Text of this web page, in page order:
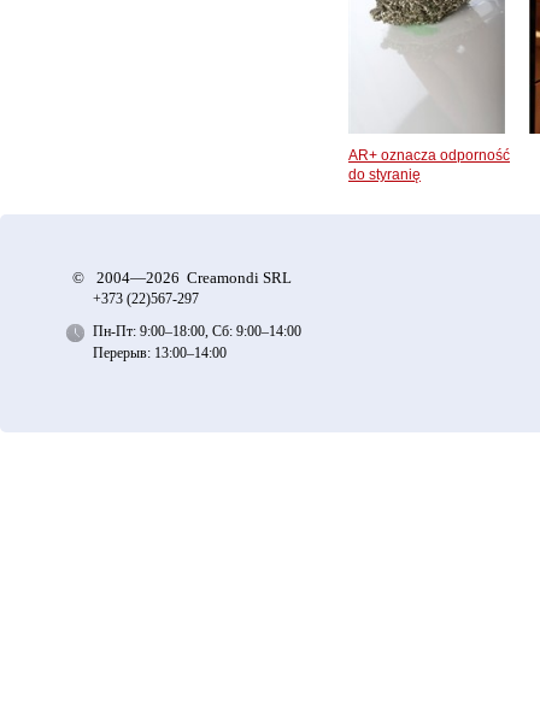
AR+ oznacza odporność
do styranię
© 2004—2026 Creamondi SRL
+373 (22)567-297
Пн-Пт: 9:00–18:00, Сб: 9:00–14:00
Перерыв: 13:00–14:00